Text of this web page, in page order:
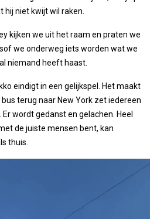
hij niet kwijt wil raken.
kijken we uit het raam en praten we
we onderweg iets worden wat we
niemand heeft haast.
eindigt in een gelijkspel. Het maakt
terug naar New York zet iedereen
wordt gedanst en gelachen. Heel
de juiste mensen bent, kan
thuis.